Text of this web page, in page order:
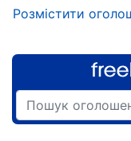
Розмістити